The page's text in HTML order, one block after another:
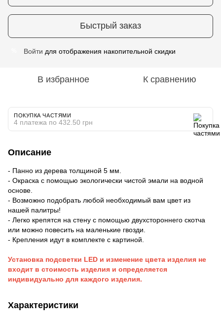
Быстрый заказ
Войти для отображения накопительной скидки
В избранное К сравнению
ПОКУПКА ЧАСТЯМИ
4 платежа по 432.50 грн
Описание
- Панно из дерева толщиной 5 мм.
- Окраска с помощью экологически чистой эмали на водной
основе.
- Возможно подобрать любой необходимый вам цвет из
нашей палитры!
- Легко крепятся на стену с помощью двухстороннего скотча
или можно повесить на маленькие гвозди.
- Крепления идут в комплекте с картиной.
Установка подсветки LED и изменение цвета изделия не
входит в стоимость изделия и определяется
индивидуально для каждого изделия.
Характеристики